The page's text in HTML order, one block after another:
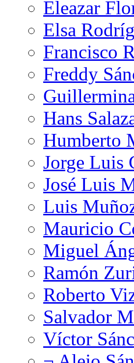
Eleazar
Elsa
Francisco
Freddy
Hans
Humberto
Jorge Luis
José Luis
Luis
Mauricio
Miguel
Ramón
Roberto
Salvador
Víctor